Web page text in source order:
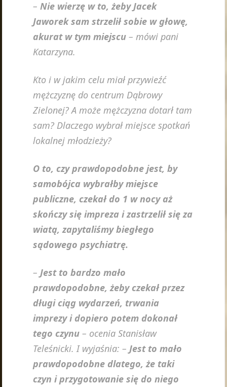
– Nie wierzę w to, żeby Jacek
Jaworek sam strzelił sobie w głowę,
akurat w tym miejscu – mówi pani
Katarzyna.
Kto i w jakim celu miał przywieźć
mężczyznę do centrum Dąbrowy
Zielonej? A może mężczyzna dotarł tam
sam? Dlaczego wybrał miejsce spotkań
lokalnej młodzieży?
O to, czy prawdopodobne jest, by
samobójca wybrałby miejsce
publiczne, czekał do 1 w nocy aż
skończy się impreza i zastrzelił się za
wiatą, zapytaliśmy biegłego
sądowego psychiatrę.
– Jest to bardzo mało
prawdopodobne, żeby czekał przez
długi ciąg wydarzeń, trwania
imprezy i dopiero potem dokonał
tego czynu – ocenia Stanisław
Teleśnicki. I wyjaśnia: – Jest to mało
prawdopodobne dlatego, że taki
czyn i przygotowanie się do niego